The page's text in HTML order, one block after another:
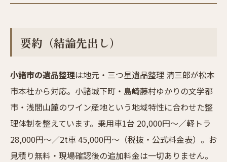
要約（結論先出し）
小諸市の遺品整理は地元・三つ星遺品整理 清三郎が松本
市本社から対応。小諸城下町・島崎藤村ゆかりの文学都
市・浅間山麓のワイン産地という地域特性に合わせた整
理体制を整えています。乗用車1台 20,000円〜／軽トラ
28,000円〜／2t車 45,000円〜（税抜・公式料金表）。お
見積り無料・現場確認後の追加料金は一切ありません。